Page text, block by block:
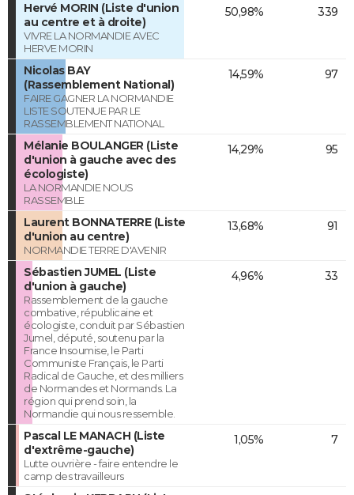
Hervé MORIN (Liste d'union
au centre et à droite)
VIVRE LA NORMANDIE AVEC
HERVE MORIN
50,98% 339
Nicolas BAY
(Rassemblement National)
FAIRE GAGNER LA NORMANDIE
LISTE SOUTENUE PAR LE
RASSEMBLEMENT NATIONAL
14,59% 97
Mélanie BOULANGER (Liste
d'union à gauche avec des
écologiste)
LA NORMANDIE NOUS
RASSEMBLE
14,29% 95
Laurent BONNATERRE (Liste
d'union au centre)
NORMANDIE TERRE D'AVENIR
13,68% 91
Sébastien JUMEL (Liste
d'union à gauche)
Rassemblement de la gauche
combative, républicaine et
écologiste, conduit par Sébastien
Jumel, député, soutenu par la
France Insoumise, le Parti
Communiste Français, le Parti
Radical de Gauche, et des milliers
de Normandes et Normands. La
région qui prend soin, la
Normandie qui nous ressemble.
4,96% 33
Pascal LE MANACH (Liste
d'extrême-gauche)
Lutte ouvrière - faire entendre le
camp des travailleurs
1,05% 7